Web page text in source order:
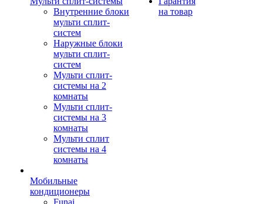
Внутренние блоки
мульти сплит-
систем
Наружные блоки
мульти сплит-
систем
Мульти сплит-
системы на 2
комнаты
Мульти сплит-
системы на 3
комнаты
Мульти сплит
системы на 4
комнаты
Мобильные
кондиционеры
Funai
на товар